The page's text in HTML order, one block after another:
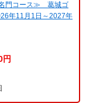
名門コース≫ 葛城ゴ
年11月1日～2027年
円